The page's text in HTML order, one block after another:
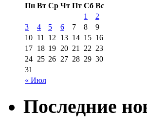
Пн Вт Ср Чт Пт Сб Вс
« Июл
1
2
3
4 5 6 7 8
9
10 11 12 13 14 15 16
17 18 19 20 21 22 23
24 25 26 27 28 29 30
31
Последние